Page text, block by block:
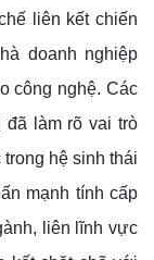
liên kết chiến
doanh nghiệp
công nghệ. Các
đã làm rõ vai trò
hệ sinh thái
mạnh tính cấp
liên lĩnh vực